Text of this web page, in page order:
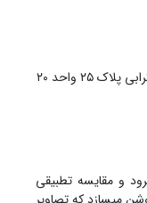
تهران خیاان ستارخان خیابان شادمهر کوچه ابوترابی پلاک ۲۵ واحد ۲۰
و مقایسه تطبیقی